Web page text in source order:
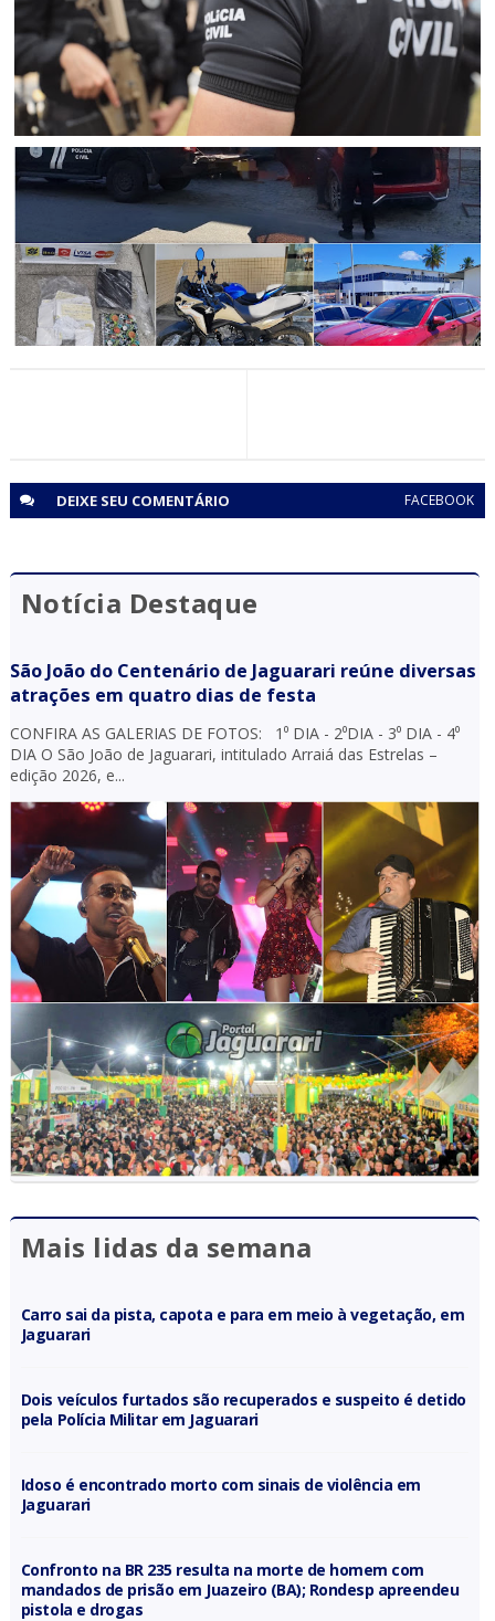
CURAÇÁ
Mulher suspeita de aplicar golpes que fez ao menos 25
vítimas idosas em Curaçá é presa pela Polícia Civil em
Senhor do Bonfim
DEIXE SEU COMENTÁRIO FACEBOOK
Notícia Destaque
São João do Centenário de Jaguarari reúne diversas
atrações em quatro dias de festa
CONFIRA AS GALERIAS DE FOTOS: 1⁰ DIA - 2⁰DIA - 3⁰ DIA - 4⁰
DIA O São João de Jaguarari, intitulado Arraiá das Estrelas –
edição 2026, e...
Mais lidas da semana
Carro sai da pista, capota e para em meio à vegetação, em
Jaguarari
Dois veículos furtados são recuperados e suspeito é detido
pela Polícia Militar em Jaguarari
Idoso é encontrado morto com sinais de violência em
Jaguarari
Confronto na BR 235 resulta na morte de homem com
mandados de prisão em Juazeiro (BA); Rondesp apreendeu
pistola e drogas